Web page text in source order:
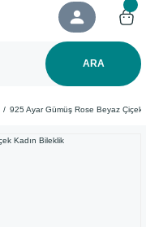
ARA
925 Ayar Gümüş Rose Beyaz Çiçek